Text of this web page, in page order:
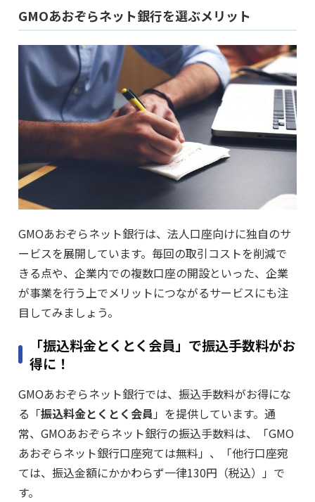
GMOあおぞらネット銀行を選ぶメリット
GMOあおぞらネット銀行は、法人口座向けに独自のサ
ービスを展開しています。毎回の取引コストを削減で
きる点や、企業内での複数口座の開設といった、企業
が事業を行う上でメリットにつながるサービスにも注
目してみましょう。
「振込料金とくとく会員」で振込手数料がお
得に！
GMOあおぞらネット銀行では、振込手数料がお得にな
る「振込料金とくとく会員 」を提供しています。通
常、GMOあおぞらネット銀行の振込手数料は、「GMO
あおぞらネット銀行口座宛ては無料」、「他行口座宛
ては、振込金額にかかわらず一律130円（税込）」で
す。